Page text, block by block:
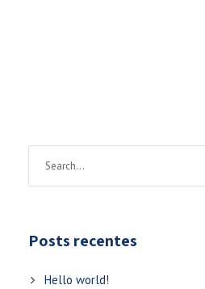
Posts recentes
Hello world!